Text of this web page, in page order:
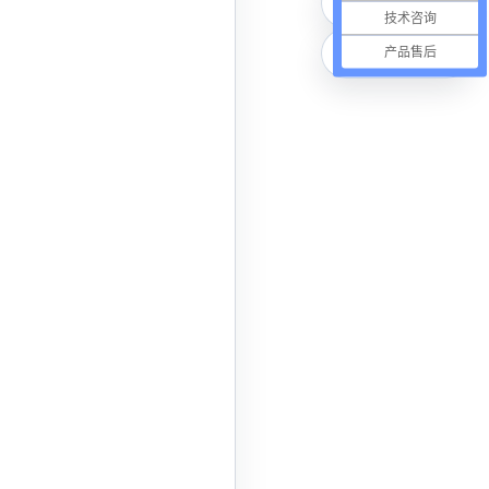
在线咨询
技术咨询
产品售后